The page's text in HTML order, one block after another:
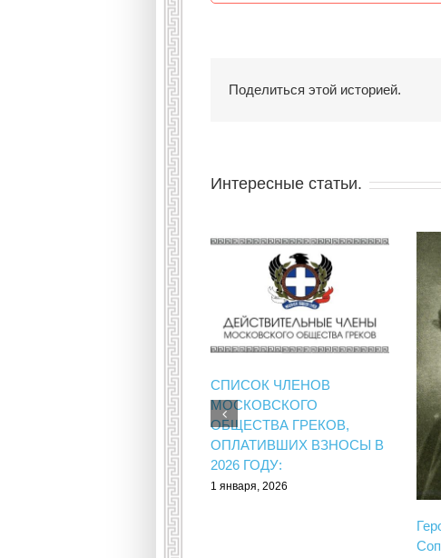
Поделиться этой историей.
Интересные статьи.
СПИСОК ЧЛЕНОВ
МОСКОВСКОГО
ОБЩЕСТВА ГРЕКОВ,
ОПЛАТИВШИХ ВЗНОСЫ В
2026 ГОДУ:
1 января, 2026